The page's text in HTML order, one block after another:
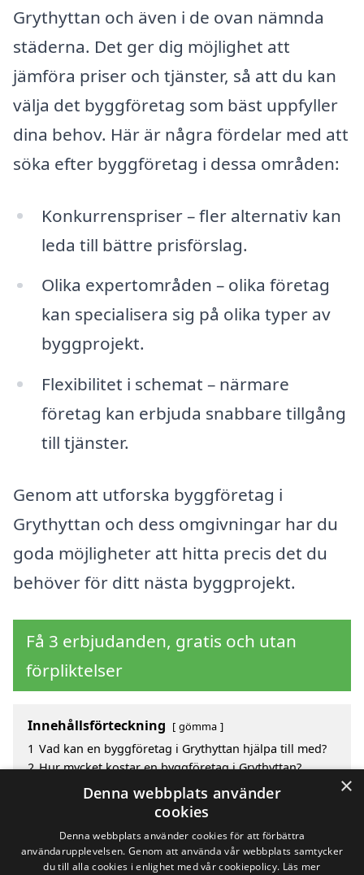
Grythyttan och även i de ovan nämnda
städerna. Det ger dig möjlighet att
jämföra priser och tjänster, så att du kan
välja det byggföretag som bäst uppfyller
dina behov. Här är några fördelar med att
söka efter byggföretag i dessa områden:
Konkurrenspriser – fler alternativ kan
leda till bättre prisförslag.
Olika expertområden – olika företag
kan specialisera sig på olika typer av
byggprojekt.
Flexibilitet i schemat – närmare
företag kan erbjuda snabbare tillgång
till tjänster.
Genom att utforska byggföretag i
Grythyttan och dess omgivningar har du
goda möjligheter att hitta precis det du
behöver för ditt nästa byggprojekt.
Få 3 erbjudanden, gratis och utan
förpliktelser
Innehållsförteckning gömma
1 Vad kan en byggföretag i Grythyttan hjälpa till med?
2 Hur mycket kostar en byggföretag i Grythyttan?
Fördelar med att välja byggföretag i Grythyttan
Sök efter en skicklig byggföretag i de omgivande
×
Denna webbplats använder
cookies
Denna webbplats använder cookies för att förbättra
användarupplevelsen. Genom att använda vår webbplats samtycker
du till alla cookies i enlighet med vår cookiepolicy. Läs mer